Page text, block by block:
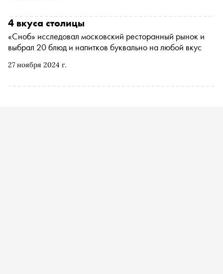
27 ноября 2024 г.
4 вкуса столицы
«Сноб» исследовал московский ресторанный рынок и
выбрал 20 блюд и напитков буквально на любой вкус